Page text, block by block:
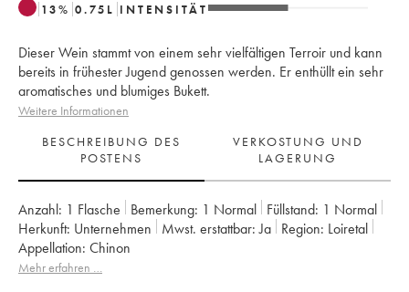
13% 0.75 L INTENSITÄT
Dieser Wein stammt von einem sehr vielfältigen Terroir und kann
bereits in frühester Jugend genossen werden. Er enthüllt ein sehr
aromatisches und blumiges Bukett.
Weitere Informationen
BESCHREIBUNG DES
POSTENS
VERKOSTUNG UND
LAGERUNG
Anzahl: 1 Flasche Bemerkung: 1 Normal Füllstand: 1 Normal
Herkunft:
unternehmen Mwst. erstattbar: ja Region: Loiretal
Appellation:
Chinon
Mehr erfahren …